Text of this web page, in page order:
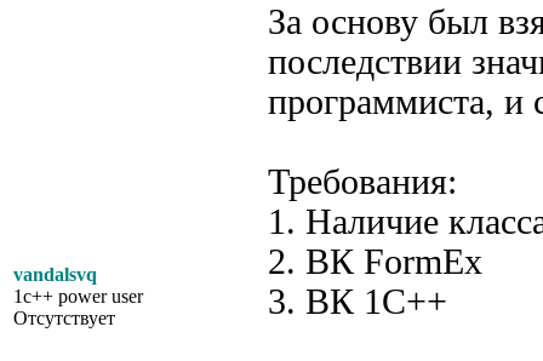
vandalsvq
1c++ power user
Отсутствует
За основу был
последствии
программиста, и
Требования:
1. Наличие
2. ВК FormEx
3. ВК 1C++